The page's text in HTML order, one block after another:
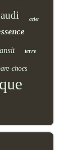
audi acier
terre
chocs